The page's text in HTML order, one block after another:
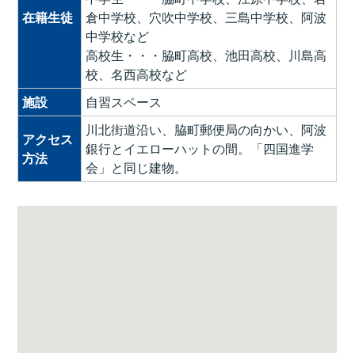
在籍生徒
倉中学校、穴吹中学校、三島中学校、阿波
中学校など
高校生・・・脇町高校、池田高校、川島高
校、名西高校など
施設
自習スペース
アクセス
方法
川北街道沿い、脇町郵便局の向かい、阿波
銀行とイエローハットの間。「四国進学
会」と同じ建物。